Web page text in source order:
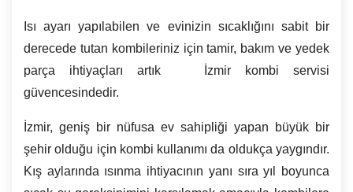
Isı ayarı yapılabilen ve evinizin sıcaklığını sabit bir
derecede tutan kombileriniz için tamir, bakım ve yedek
parça ihtiyaçları artık İzmir kombi servisi
güvencesindedir.
İzmir, geniş bir nüfusa ev sahipliği yapan büyük bir
şehir olduğu için kombi kullanımı da oldukça yaygındır.
Kış aylarında ısınma ihtiyacının yanı sıra yıl boyunca